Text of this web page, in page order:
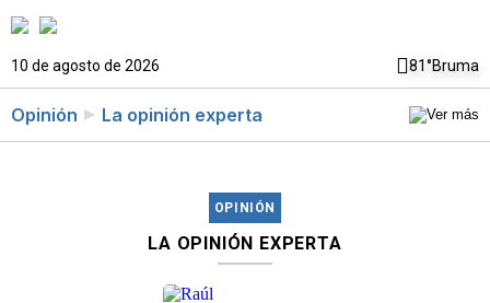
10 de agosto de 2026 81°Bruma
Opinión La opinión experta
OPINIÓN
LA OPINIÓN EXPERTA